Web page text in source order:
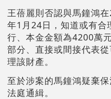
王蓓麗則否認與馬鐘鴻
年1月24日，知道或有合
行、本金金額為4200萬
部分、直接或間接代表
理該財產。
至於涉案的馬鐘鴻疑棄
法庭通緝。